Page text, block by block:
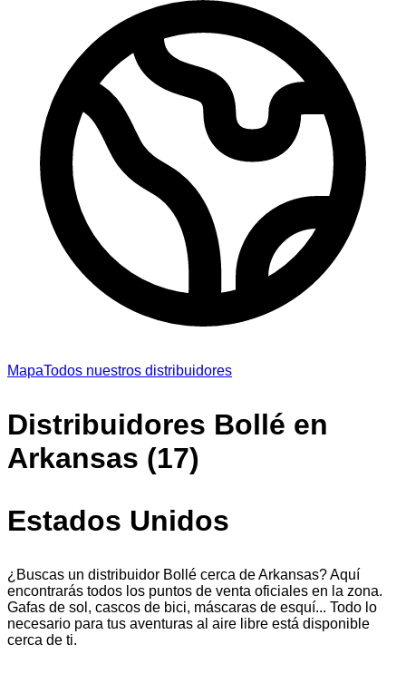
MapaTodos nuestros distribuidores
Distribuidores Bollé en
Arkansas (17)
Estados Unidos
¿Buscas un distribuidor Bollé cerca de Arkansas? Aquí
encontrarás todos los puntos de venta oficiales en la zona.
Gafas de sol, cascos de bici, máscaras de esquí... Todo lo
necesario para tus aventuras al aire libre está disponible
cerca de ti.